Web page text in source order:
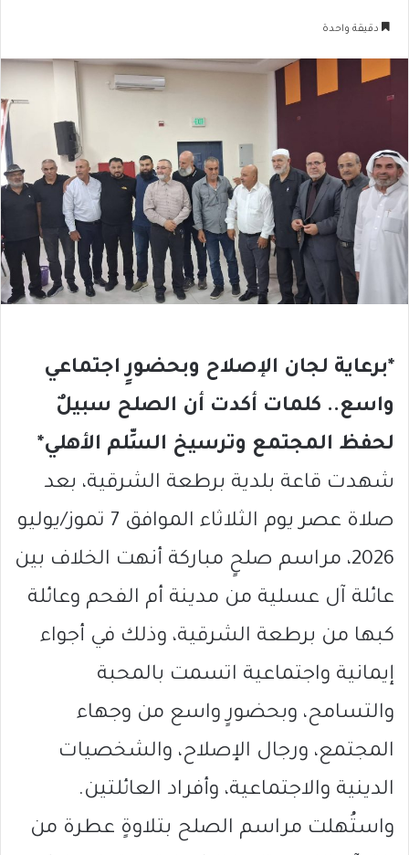
دقيقة واحدة
*برعاية لجان الإصلاح وبحضورٍ اجتماعي
واسع.. كلمات أكدت أن الصلح سبيلٌ
لحفظ المجتمع وترسيخ السِّلم الأهلي*
شهدت قاعة بلدية برطعة الشرقية، بعد
صلاة عصر يوم الثلاثاء الموافق 7 تموز/يوليو
2026، مراسم صلحٍ مباركة أنهت الخلاف بين
عائلة آل عسلية من مدينة أم الفحم وعائلة
كبها من برطعة الشرقية، وذلك في أجواء
إيمانية واجتماعية اتسمت بالمحبة
والتسامح، وبحضورٍ واسع من وجهاء
المجتمع، ورجال الإصلاح، والشخصيات
الدينية والاجتماعية، وأفراد العائلتين.
واستُهلت مراسم الصلح بتلاوةٍ عطرة من